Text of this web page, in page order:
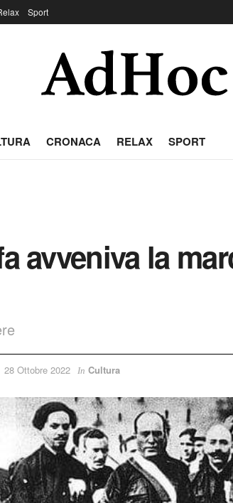
Sport
CRONACA RELAX SPORT
avveniva la
28 Ottobre 2022 In Cultura